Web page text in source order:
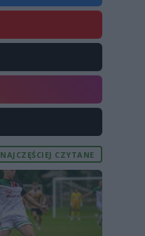
NAJCZĘŚCIEJ CZYTANE